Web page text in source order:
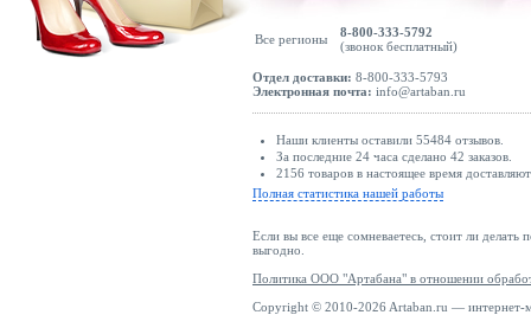
Все регионы
8-800-333-5792
(звонок бесплатный)
Отдел доставки: 8-800-333-5793
Электронная почта: info@artaban.ru
Наши клиенты оставили 55484 отзывов.
За последние 24 часа сделано 42 заказов.
2156 товаров в настоящее время
Полная статистика нашей работы
Если вы все еще сомневаетесь, стоит ли делать
выгодно.
Политика ООО "Артабана" в отношении
Copyright © 2010-2026 Artaban.ru — интернет-